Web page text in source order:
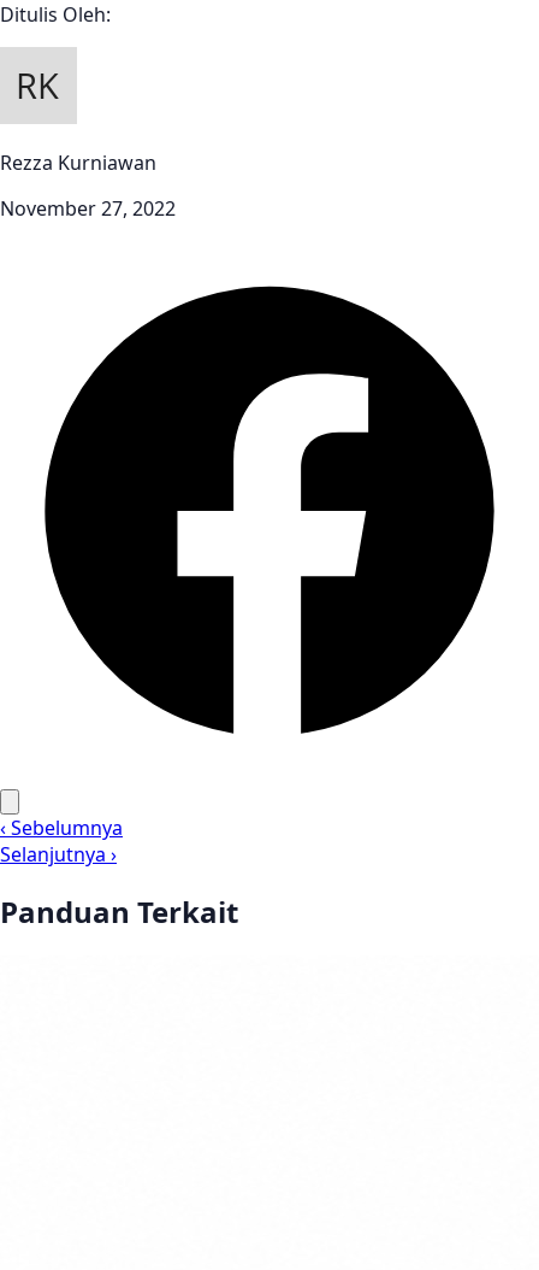
Ditulis Oleh:
Rezza Kurniawan
November 27, 2022
‹ Sebelumnya
Selanjutnya ›
Panduan Terkait